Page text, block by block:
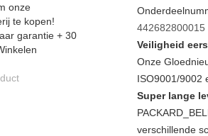
onze
te kopen!
garantie + 30
442682800015
Veiligheid
Onze
ISO9001/9002
Super lange
verschillende